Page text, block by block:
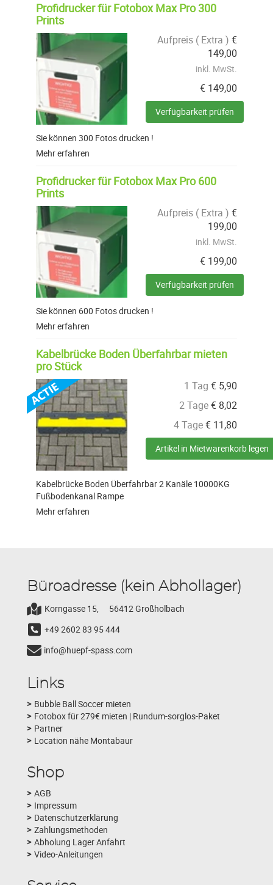
Profidrucker für Fotobox Max Pro 300
Prints
Aufpreis ( Extra ) €
149,00
inkl. MwSt.
€ 149,00
Verfügbarkeit prüfen
Sie können 300 Fotos drucken !
Mehr erfahren
Profidrucker für Fotobox Max Pro 600
Prints
Aufpreis ( Extra ) €
199,00
inkl. MwSt.
€ 199,00
Verfügbarkeit prüfen
Sie können 600 Fotos drucken !
Mehr erfahren
Kabelbrücke Boden Überfahrbar mieten
pro Stück
1 Tag € 5,90
2 Tage€ 8,02
4 Tage€ 11,80
Artikel in Mietwarenkorb legen
Kabelbrücke Boden Überfahrbar 2 Kanäle 10000KG
Fußbodenkanal Rampe
Mehr erfahren
Büroadresse (kein Abhollager)
Korngasse 15,
56412 Großholbach
+49 2602 83 95 444
info@huepf-spass.com
Links
Bubble Ball Soccer mieten
Fotobox für 279€ mieten | Rundum-sorglos-Paket
Partner
Location nähe Montabaur
Shop
AGB
Impressum
Datenschutzerklärung
Zahlungsmethoden
Abholung Lager Anfahrt
Video-Anleitungen